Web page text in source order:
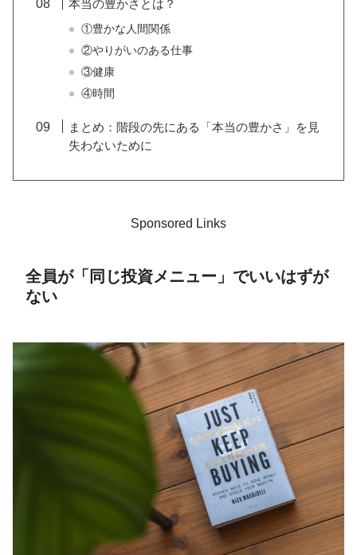
本当の豊かさとは？
①豊かな人間関係
②やりがいのある仕事
③健康
④時間
まとめ：階段の先にある「本当の豊かさ」を見
失わないために
Sponsored Links
全員が「同じ投資メニュー」でいいはずが
ない